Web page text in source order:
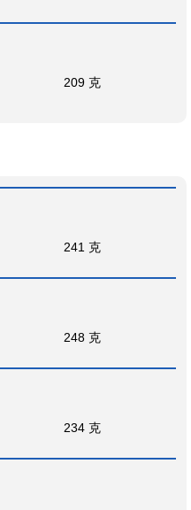
209 克
241 克
248 克
234 克